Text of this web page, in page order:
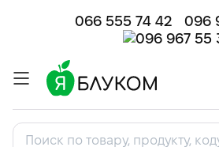
066 555 74 42 096